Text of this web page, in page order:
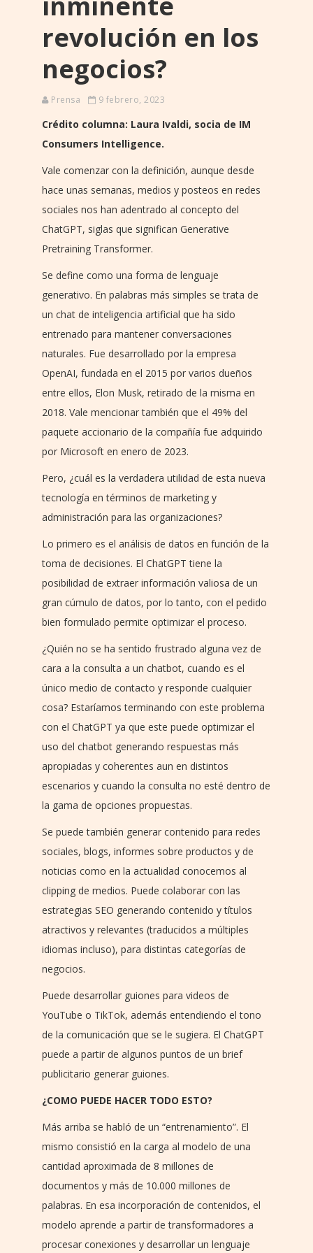
revolución en los
negocios?
Prensa 9 febrero, 2023
Crédito columna: Laura Ivaldi, socia de IM
Consumers Intelligence.
Vale comenzar con la definición, aunque desde
hace unas semanas, medios y posteos en redes
sociales nos han adentrado al concepto del
ChatGPT, siglas que significan Generative
Pretraining Transformer.
Se define como una forma de lenguaje
generativo. En palabras más simples se trata de
un chat de inteligencia artificial que ha sido
entrenado para mantener conversaciones
naturales. Fue desarrollado por la empresa
OpenAI, fundada en el 2015 por varios dueños
entre ellos, Elon Musk, retirado de la misma en
2018. Vale mencionar también que el 49% del
paquete accionario de la compañía fue adquirido
por Microsoft en enero de 2023.
Pero, ¿cuál es la verdadera utilidad de esta nueva
tecnología en términos de marketing y
administración para las organizaciones?
Lo primero es el análisis de datos en función de la
toma de decisiones. El ChatGPT tiene la
posibilidad de extraer información valiosa de un
gran cúmulo de datos, por lo tanto, con el pedido
bien formulado permite optimizar el proceso.
¿Quién no se ha sentido frustrado alguna vez de
cara a la consulta a un chatbot, cuando es el
único medio de contacto y responde cualquier
cosa? Estaríamos terminando con este problema
con el ChatGPT ya que este puede optimizar el
uso del chatbot generando respuestas más
apropiadas y coherentes aun en distintos
escenarios y cuando la consulta no esté dentro de
la gama de opciones propuestas.
Se puede también generar contenido para redes
sociales, blogs, informes sobre productos y de
noticias como en la actualidad conocemos al
clipping de medios. Puede colaborar con las
estrategias SEO generando contenido y títulos
atractivos y relevantes (traducidos a múltiples
idiomas incluso), para distintas categorías de
negocios.
Puede desarrollar guiones para videos de
YouTube o TikTok, además entendiendo el tono
de la comunicación que se le sugiera. El ChatGPT
puede a partir de algunos puntos de un brief
publicitario generar guiones.
¿COMO PUEDE HACER TODO ESTO?
Más arriba se habló de un “entrenamiento”. El
mismo consistió en la carga al modelo de una
cantidad aproximada de 8 millones de
documentos y más de 10.000 millones de
palabras. En esa incorporación de contenidos, el
modelo aprende a partir de transformadores a
procesar conexiones y desarrollar un lenguaje